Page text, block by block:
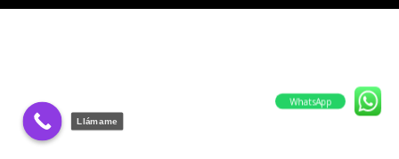
WhatsApp
Llámame